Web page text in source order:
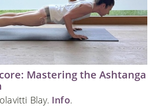
Mastering the Ashtanga
Blay. Info.